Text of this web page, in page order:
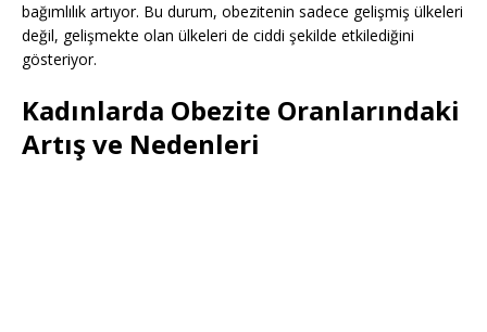
bağımlılık artıyor. Bu durum, obezitenin sadece gelişmiş ülkeleri
değil, gelişmekte olan ülkeleri de ciddi şekilde etkilediğini
gösteriyor.
Kadınlarda Obezite Oranlarındaki
Artış ve Nedenleri